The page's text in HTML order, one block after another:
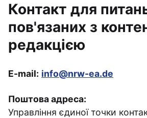
Контакт для
пов'язаних з
редакцією
E-mail: info@nrw-ea.de
Поштова адреса:
Управління єдиної точки